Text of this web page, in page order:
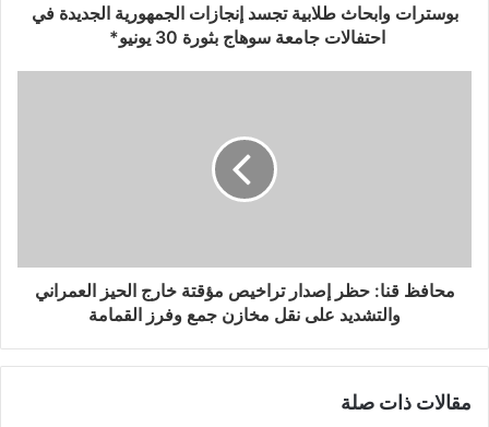
بوسترات وابحاث طلابية تجسد إنجازات الجمهورية الجديدة في
احتفالات جامعة سوهاج بثورة 30 يونيو*
محافظ قنا: حظر إصدار تراخيص مؤقتة خارج الحيز العمراني
والتشديد على نقل مخازن جمع وفرز القمامة
مقالات ذات صلة